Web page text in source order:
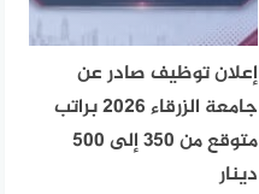
إعلان توظيف صادر عن
جامعة الزرقاء 2026 براتب
متوقع من 350 إلى 500
دينار